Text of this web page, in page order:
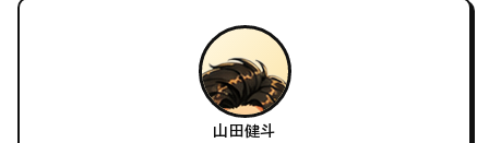
山田健斗